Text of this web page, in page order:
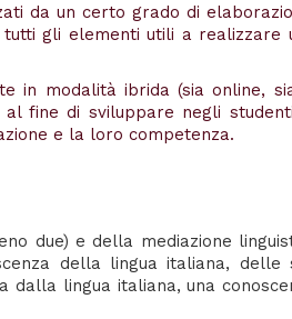
da un certo grado di
gli elementi utili a realizzare
in modalità ibrida (sia online,
fine di sviluppare negli
e la loro competenza.
due) e della mediazione
della lingua italiana, delle
dalla lingua italiana, una